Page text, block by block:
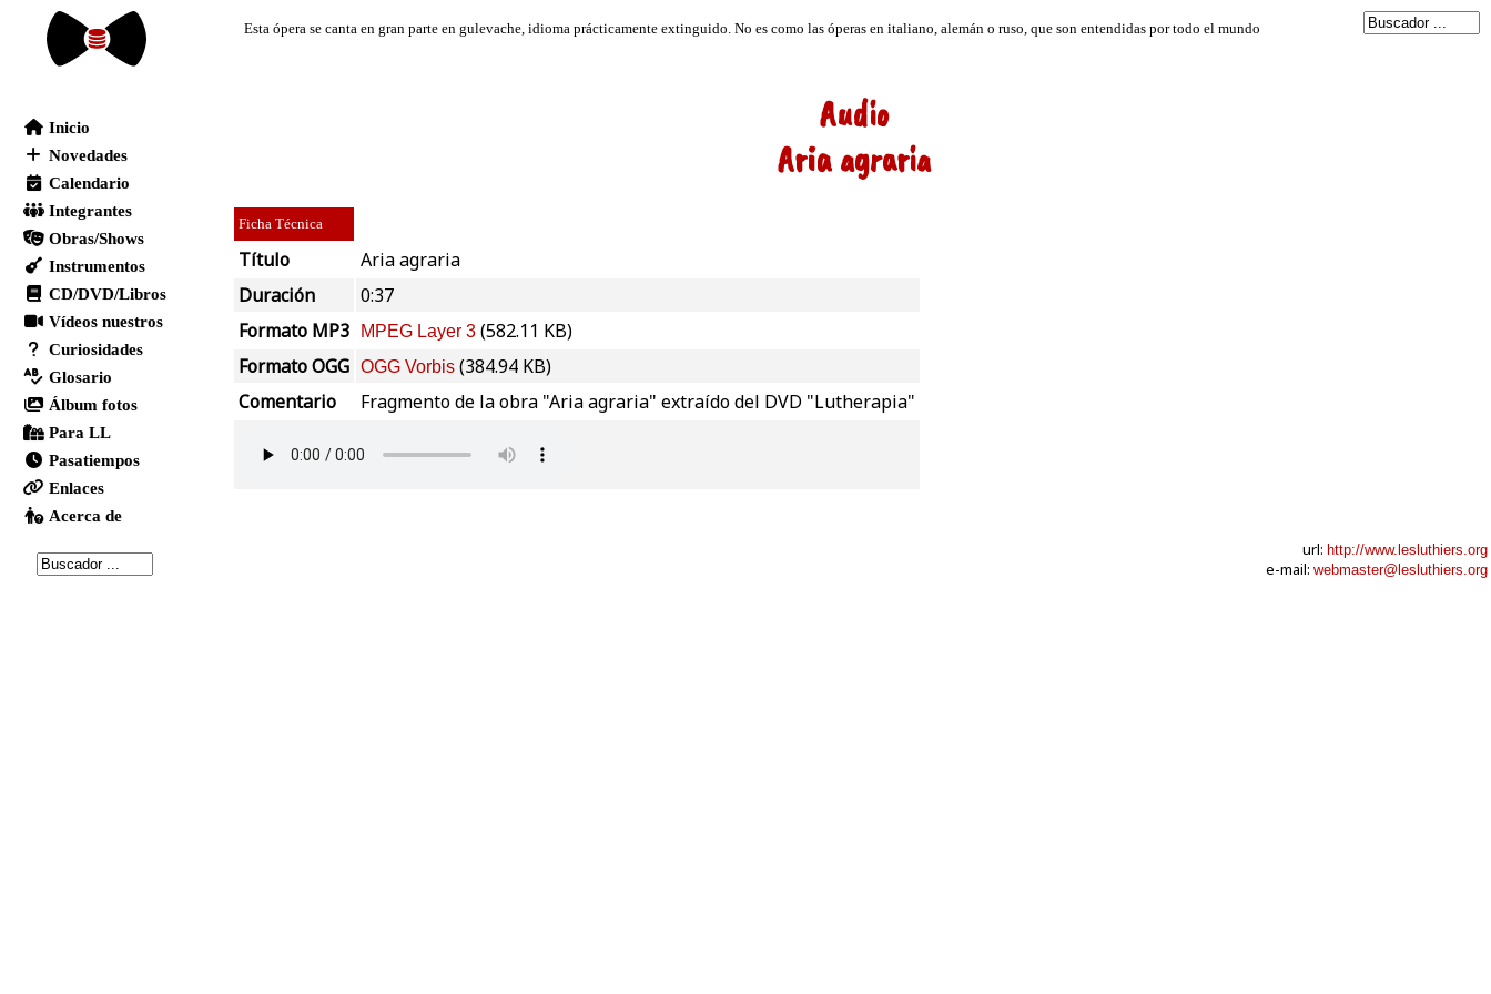
Audio
Aria agraria
Ficha Técnica
Título
Aria agraria
Duración
0:37
Formato MP3
MPEG Layer 3 (582.11 KB)
Formato OGG OGG Vorbis (384.94 KB)
Comentario
Fragmento de la obra "Aria agraria" extraído del DVD "Lutherapia"
url: http://www.lesluthiers.org
e-mail: webmaster@lesluthiers.org